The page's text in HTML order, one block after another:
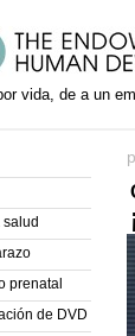
vida, de a un
prenatal
de DVD